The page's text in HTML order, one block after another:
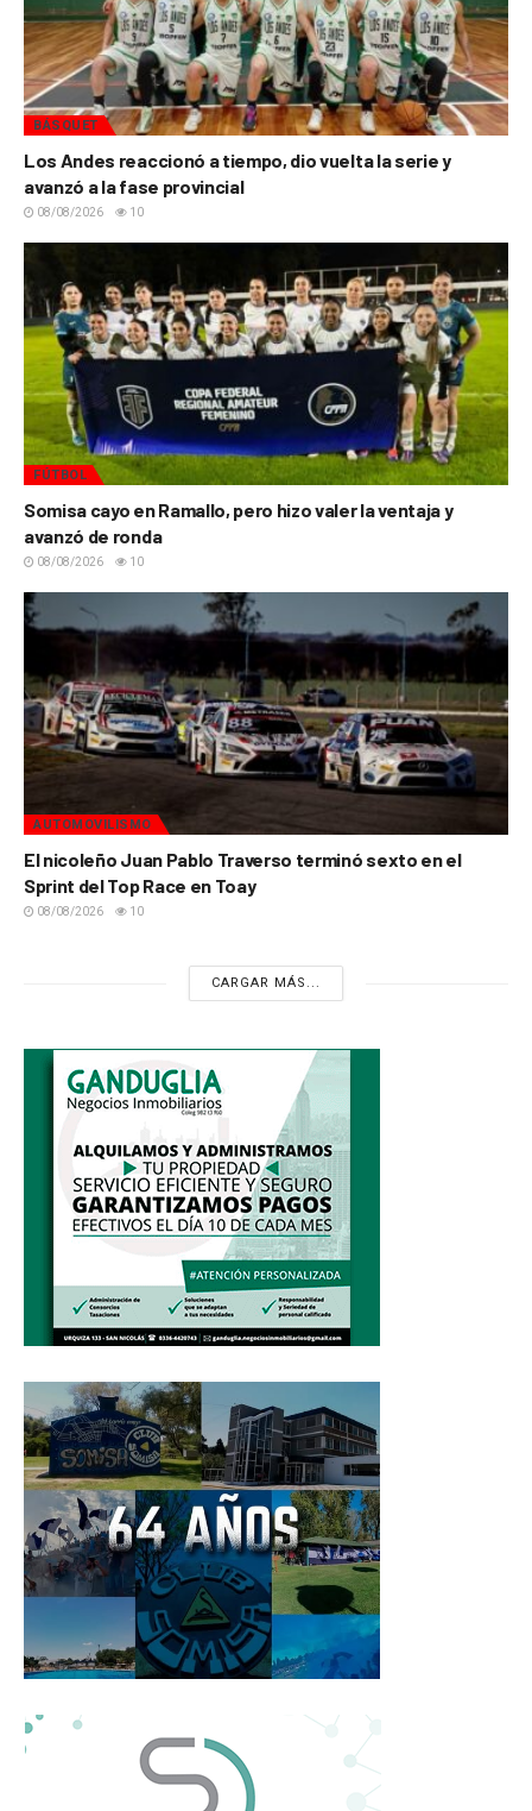
BÁSQUET
Los Andes reaccionó a tiempo, dio vuelta la serie y
avanzó a la fase provincial
08/08/2026 10
FÚTBOL
Somisa cayo en Ramallo, pero hizo valer la ventaja y
avanzó de ronda
08/08/2026 10
AUTOMOVILISMO
El nicoleño Juan Pablo Traverso terminó sexto en el
Sprint del Top Race en Toay
08/08/2026 10
CARGAR MÁS...